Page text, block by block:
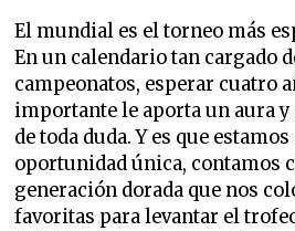
El mundial es el torneo más
En un calendario tan cargado
campeonatos, esperar cuatro
importante le aporta un aura
de toda duda. Y es que
oportunidad única, contamos
generación dorada que nos
favoritas para levantar el